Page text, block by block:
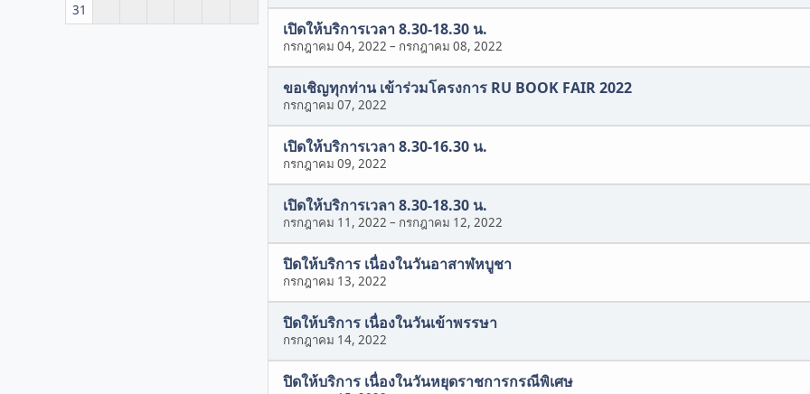
31
เปิดให้บริการเวลา 8.30-18.30 น.
กรกฎาคม 04, 2022 – กรกฎาคม 08, 2022
ขอเชิญทุกท่าน เข้าร่วมโครงการ RU BOOK FAIR 2022
กรกฎาคม 07, 2022
เปิดให้บริการเวลา 8.30-16.30 น.
กรกฎาคม 09, 2022
เปิดให้บริการเวลา 8.30-18.30 น.
กรกฎาคม 11, 2022 – กรกฎาคม 12, 2022
ปิดให้บริการ เนื่องในวันอาสาฬหบูชา
กรกฎาคม 13, 2022
ปิดให้บริการ เนื่องในวันเข้าพรรษา
กรกฎาคม 14, 2022
ปิดให้บริการ เนื่องในวันหยุดราชการกรณีพิเศษ